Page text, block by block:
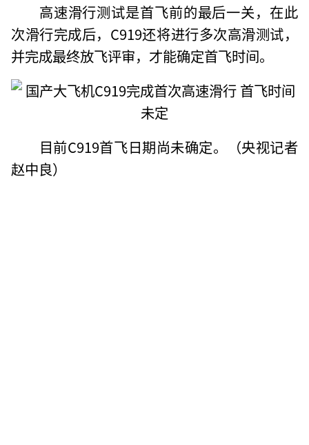
高速滑行测试是首飞前的最后一关，在此
次滑行完成后，C919还将进行多次高滑测试，
并完成最终放飞评审，才能确定首飞时间。
目前C919首飞日期尚未确定。（央视记者
赵中良）